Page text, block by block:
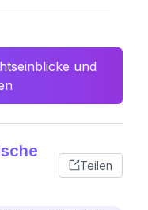
und
Teilen